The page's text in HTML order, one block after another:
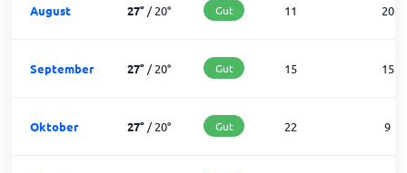
August 27°/20° Gut 11 20
September 27°/20° Gut 15 15
Oktober 27°/20° Gut 22 9